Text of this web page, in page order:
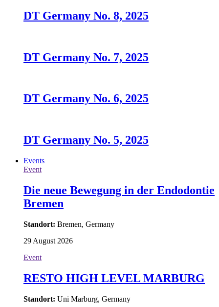
DT Germany No. 8, 2025
DT Germany No. 7, 2025
DT Germany No. 6, 2025
DT Germany No. 5, 2025
Events
Event
Die neue Bewegung in der Endodontie
Bremen
Standort: Bremen, Germany
29 August 2026
Event
RESTO HIGH LEVEL MARBURG
Standort: Uni Marburg, Germany